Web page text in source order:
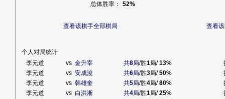
总体胜率： 52%
查看该棋手全部棋局 查看
个人对局统计
李元道
vs 金升宰 共8局/胜1局/13%
李元道
vs 安成浚 共6局/胜3局/50%
李元道
vs 韩雄奎 共5局/胜4局/80%
李元道
vs 白洪淅 共4局/胜1局/25%